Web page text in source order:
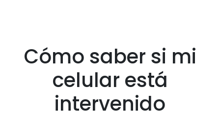
Cómo saber si mi
celular está
intervenido